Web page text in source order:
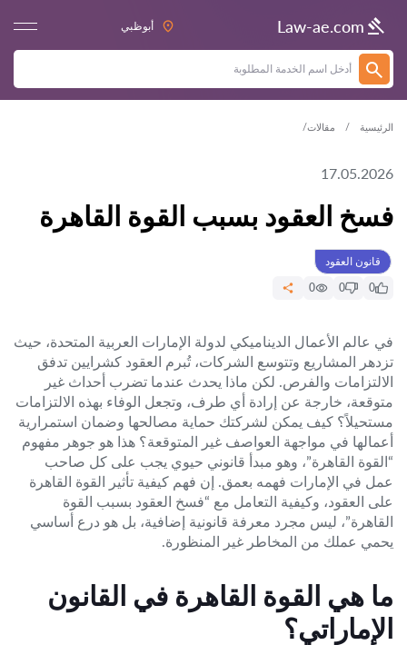
Law-ae.com أبوظبي
الرئيسية مقالات
17.05.2026
فسخ العقود بسبب القوة القاهرة
قانون العقود
0
0
0
في عالم الأعمال الديناميكي لدولة الإمارات العربية المتحدة، حيث
تزدهر المشاريع وتتوسع الشركات، تُبرم العقود كشرايين تدفق
الالتزامات والفرص. لكن ماذا يحدث عندما تضرب أحداث غير
متوقعة، خارجة عن إرادة أي طرف، وتجعل الوفاء بهذه الالتزامات
مستحيلاً؟ كيف يمكن لشركتك حماية مصالحها وضمان استمرارية
أعمالها في مواجهة العواصف غير المتوقعة؟ هذا هو جوهر مفهوم
“القوة القاهرة”، وهو مبدأ قانوني حيوي يجب على كل صاحب
عمل في الإمارات فهمه بعمق. إن فهم كيفية تأثير القوة القاهرة
على العقود، وكيفية التعامل مع “فسخ العقود بسبب القوة
القاهرة”، ليس مجرد معرفة قانونية إضافية، بل هو درع أساسي
يحمي عملك من المخاطر غير المنظورة.
ما هي القوة القاهرة في القانون
الإماراتي؟